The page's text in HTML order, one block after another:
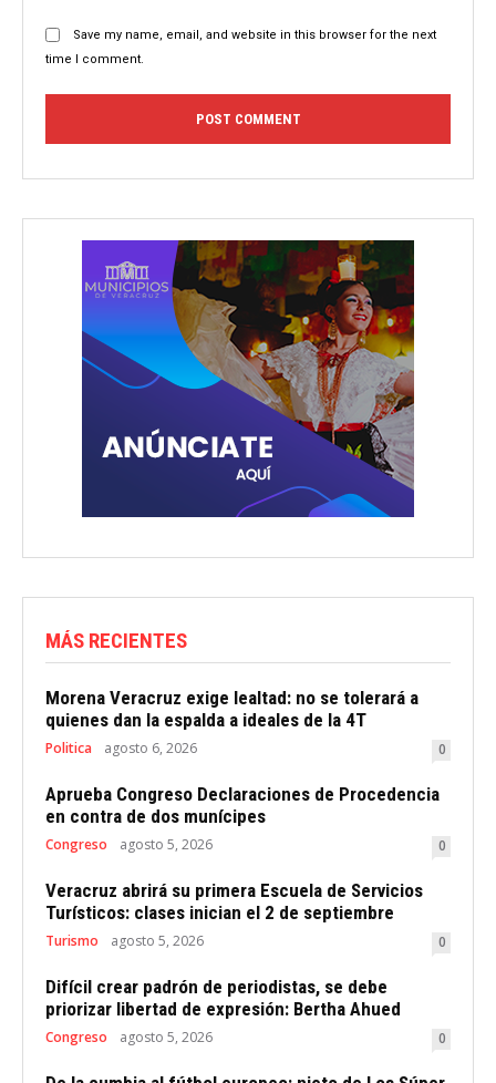
Save my name, email, and website in this browser for the next
time I comment.
MÁS RECIENTES
Morena Veracruz exige lealtad: no se tolerará a
quienes dan la espalda a ideales de la 4T
Politica agosto 6, 2026 0
Aprueba Congreso Declaraciones de Procedencia
en contra de dos munícipes
Congreso agosto 5, 2026 0
Veracruz abrirá su primera Escuela de Servicios
Turísticos: clases inician el 2 de septiembre
Turismo agosto 5, 2026 0
Difícil crear padrón de periodistas, se debe
priorizar libertad de expresión: Bertha Ahued
Congreso agosto 5, 2026 0